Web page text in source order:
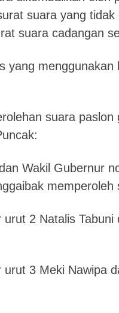
suara yang
suara cadangan
yang
suara
Wakil Gubernur
urut 2 Natalis
urut 3 Meki Nawipa